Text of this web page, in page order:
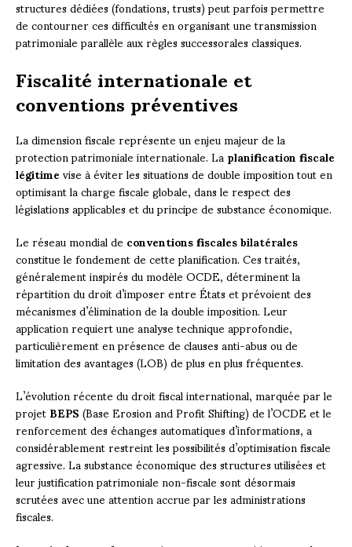
structures dédiées (fondations, trusts) peut parfois permettre
de contourner ces difficultés en organisant une transmission
patrimoniale parallèle aux règles successorales classiques.
Fiscalité internationale et
conventions préventives
La dimension fiscale représente un enjeu majeur de la
protection patrimoniale internationale. Laplanification fiscale
légitimevise à éviter les situations de double imposition tout en
optimisant la charge fiscale globale, dans le respect des
législations applicables et du principe de substance économique.
Le réseau mondial deconventions fiscales bilatérales
constitue le fondement de cette planification. Ces traités,
généralement inspirés du modèle OCDE, déterminent la
répartition du droit d’imposer entre États et prévoient des
mécanismes d’élimination de la double imposition. Leur
application requiert une analyse technique approfondie,
particulièrement en présence de clauses anti-abus ou de
limitation des avantages (LOB) de plus en plus fréquentes.
L’évolution récente du droit fiscal international, marquée par le
projetBEPS(Base Erosion and Profit Shifting) de l’OCDE et le
renforcement des échanges automatiques d’informations, a
considérablement restreint les possibilités d’optimisation fiscale
agressive. La substance économique des structures utilisées et
leur justification patrimoniale non-fiscale sont désormais
scrutées avec une attention accrue par les administrations
fiscales.